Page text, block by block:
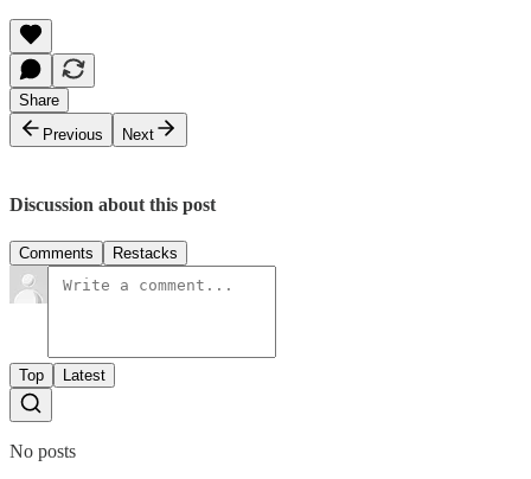
Share
Previous
Next
Discussion about this post
Comments Restacks
Top Latest
No posts